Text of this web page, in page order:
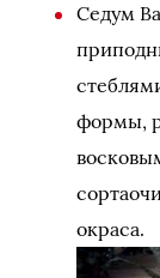
Седум
формы,
окраса.